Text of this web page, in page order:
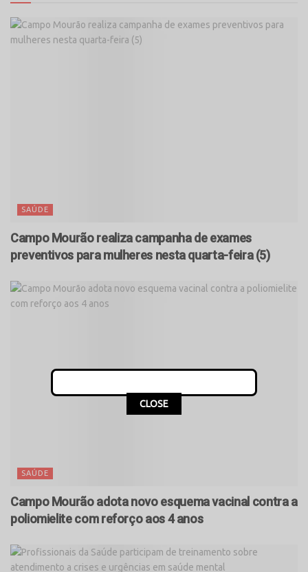
SAÚDE
Campo Mourão realiza campanha de exames
preventivos para mulheres nesta quarta-feira (5)
SAÚDE
Campo Mourão adota novo esquema vacinal contra a
poliomielite com reforço aos 4 anos
CLOSE